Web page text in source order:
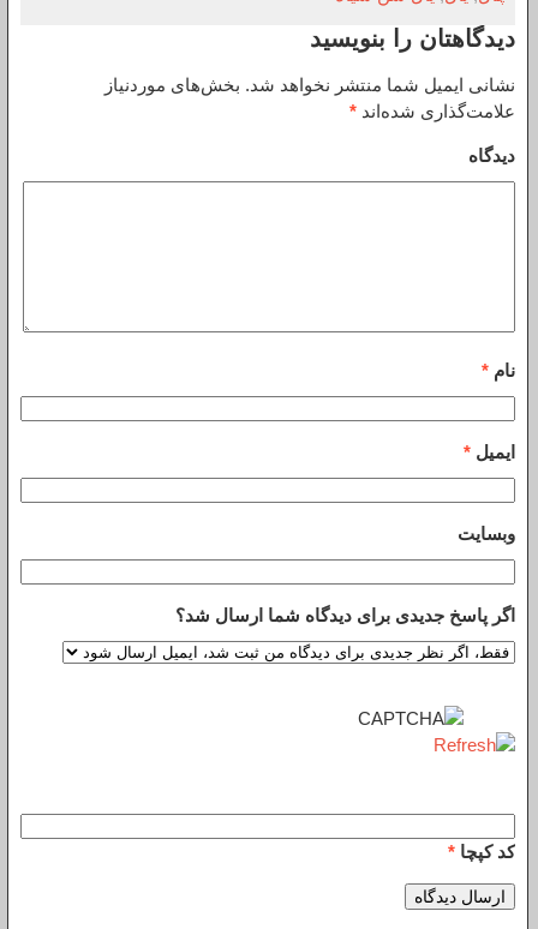
دیدگاهتان را بنویسید
نشانی ایمیل شما منتشر نخواهد شد. بخش‌های موردنیاز
علامت‌گذاری شده‌اند *
دیدگاه
نام *
ایمیل *
وبسایت
اگر پاسخ جدیدی برای دیدگاه شما ارسال شد؟
کد کپچا *